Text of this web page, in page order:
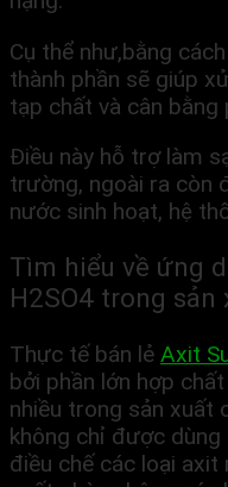
Cụ thể như,bằng
thành phần sẽ giúp
tạp chất và cân
Điều này hỗ trợ làm
trường, ngoài ra còn
nước sinh hoạt, hệ
Tìm hiểu về ứng
H2SO4 trong sản
Thực tế bán lẻ Axit
bởi phần lớn hợp
nhiều trong sản xuất
không chỉ được
điều chế các loại